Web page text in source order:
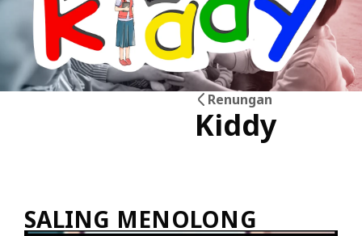
Renungan
Kiddy
SALING MENOLONG